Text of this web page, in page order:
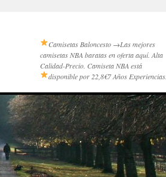
Camisetas Baloncesto →Las mejores
camisetas NBA baratas en oferta aquí. Alta
Calidad-Precio. Camiseta NBA está
disponible por 22,8€7 Años Experiencias.